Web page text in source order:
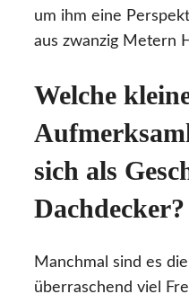
um ihm eine
aus zwanzig Metern
Welche
sich als
Dachdecker?
Manchmal sind es
überraschend viel